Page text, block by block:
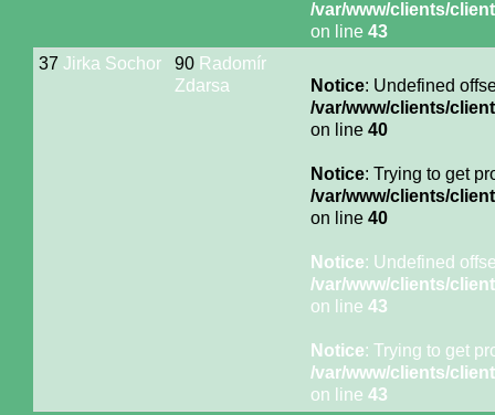
/var/www/clients/
on line 43
37 Jirka Sochor 90 Radomír
Zdarsa
Notice: Undefined
/var/www/clients/
on line 40
Notice: Trying to get
/var/www/clients/
on line 40
Notice: Undefined
/var/www/clients/
on line 43
Notice: Trying to get
/var/www/clients/
on line 43